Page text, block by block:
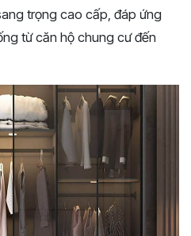
trọng cao cấp, đáp ứng
từ căn hộ chung cư đến